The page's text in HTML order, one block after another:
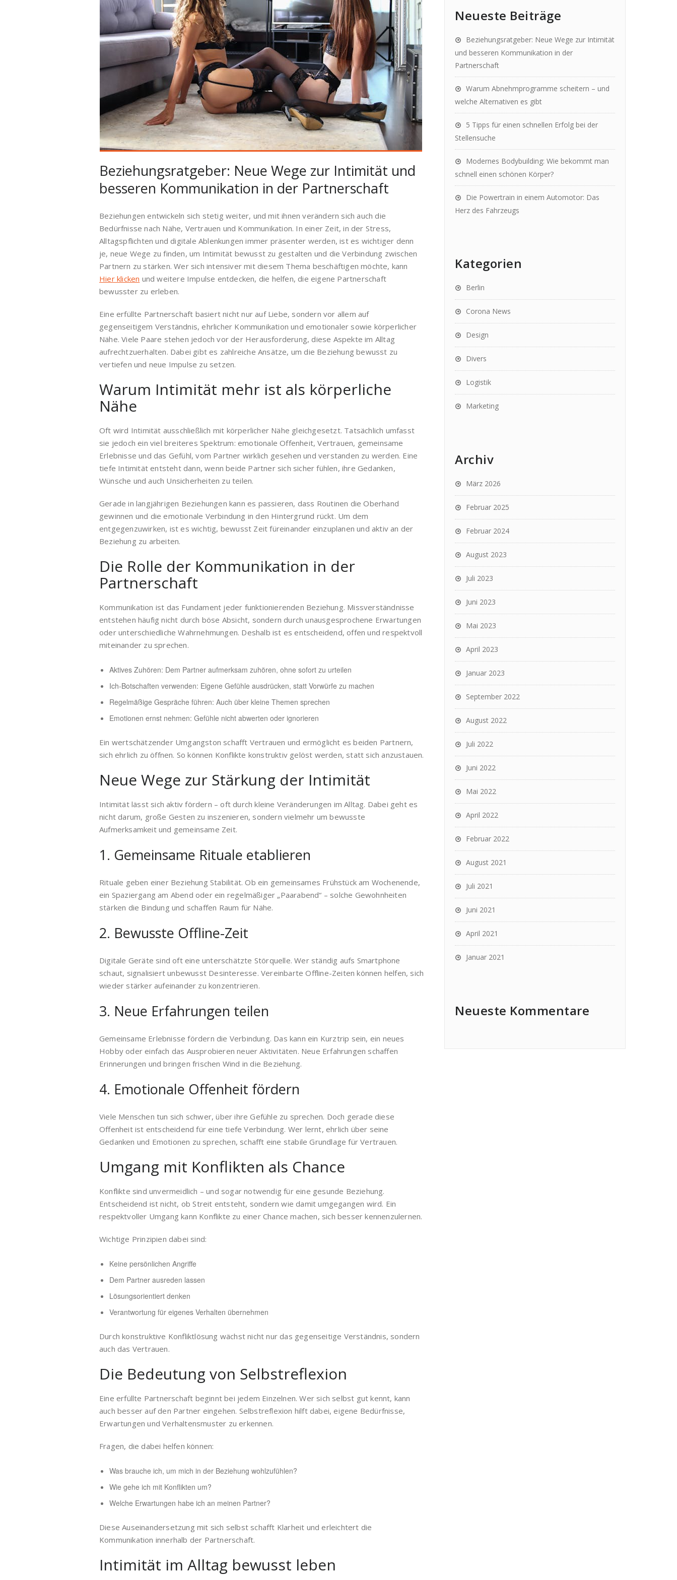
Beziehungsratgeber: Neue Wege zur Intimität und
besseren Kommunikation in der Partnerschaft
Beziehungen entwickeln sich stetig weiter, und mit ihnen verändern sich auch die
Bedürfnisse nach Nähe, Vertrauen und Kommunikation. In einer Zeit, in der Stress,
Alltagspflichten und digitale Ablenkungen immer präsenter werden, ist es wichtiger denn
je, neue Wege zu finden, um Intimität bewusst zu gestalten und die Verbindung zwischen
Partnern zu stärken. Wer sich intensiver mit diesem Thema beschäftigen möchte, kann
Hier klicken und weitere Impulse entdecken, die helfen, die eigene Partnerschaft
bewusster zu erleben.
Eine erfüllte Partnerschaft basiert nicht nur auf Liebe, sondern vor allem auf
gegenseitigem Verständnis, ehrlicher Kommunikation und emotionaler sowie körperlicher
Nähe. Viele Paare stehen jedoch vor der Herausforderung, diese Aspekte im Alltag
aufrechtzuerhalten. Dabei gibt es zahlreiche Ansätze, um die Beziehung bewusst zu
vertiefen und neue Impulse zu setzen.
Warum Intimität mehr ist als körperliche
Nähe
Oft wird Intimität ausschließlich mit körperlicher Nähe gleichgesetzt. Tatsächlich umfasst
sie jedoch ein viel breiteres Spektrum: emotionale Offenheit, Vertrauen, gemeinsame
Erlebnisse und das Gefühl, vom Partner wirklich gesehen und verstanden zu werden. Eine
tiefe Intimität entsteht dann, wenn beide Partner sich sicher fühlen, ihre Gedanken,
Wünsche und auch Unsicherheiten zu teilen.
Gerade in langjährigen Beziehungen kann es passieren, dass Routinen die Oberhand
gewinnen und die emotionale Verbindung in den Hintergrund rückt. Um dem
entgegenzuwirken, ist es wichtig, bewusst Zeit füreinander einzuplanen und aktiv an der
Beziehung zu arbeiten.
Die Rolle der Kommunikation in der
Partnerschaft
Kommunikation ist das Fundament jeder funktionierenden Beziehung. Missverständnisse
entstehen häufig nicht durch böse Absicht, sondern durch unausgesprochene Erwartungen
oder unterschiedliche Wahrnehmungen. Deshalb ist es entscheidend, offen und respektvoll
miteinander zu sprechen.
Aktives Zuhören: Dem Partner aufmerksam zuhören, ohne sofort zu urteilen
Ich-Botschaften verwenden: Eigene Gefühle ausdrücken, statt Vorwürfe zu machen
Regelmäßige Gespräche führen: Auch über kleine Themen sprechen
Emotionen ernst nehmen: Gefühle nicht abwerten oder ignorieren
Ein wertschätzender Umgangston schafft Vertrauen und ermöglicht es beiden Partnern,
sich ehrlich zu öffnen. So können Konflikte konstruktiv gelöst werden, statt sich anzustauen.
Neue Wege zur Stärkung der Intimität
Intimität lässt sich aktiv fördern – oft durch kleine Veränderungen im Alltag. Dabei geht es
nicht darum, große Gesten zu inszenieren, sondern vielmehr um bewusste
Aufmerksamkeit und gemeinsame Zeit.
1. Gemeinsame Rituale etablieren
Rituale geben einer Beziehung Stabilität. Ob ein gemeinsames Frühstück am Wochenende,
ein Spaziergang am Abend oder ein regelmäßiger „Paarabend“ – solche Gewohnheiten
stärken die Bindung und schaffen Raum für Nähe.
2. Bewusste Offline-Zeit
Digitale Geräte sind oft eine unterschätzte Störquelle. Wer ständig aufs Smartphone
schaut, signalisiert unbewusst Desinteresse. Vereinbarte Offline-Zeiten können helfen, sich
wieder stärker aufeinander zu konzentrieren.
3. Neue Erfahrungen teilen
Gemeinsame Erlebnisse fördern die Verbindung. Das kann ein Kurztrip sein, ein neues
Hobby oder einfach das Ausprobieren neuer Aktivitäten. Neue Erfahrungen schaffen
Erinnerungen und bringen frischen Wind in die Beziehung.
4. Emotionale Offenheit fördern
Viele Menschen tun sich schwer, über ihre Gefühle zu sprechen. Doch gerade diese
Offenheit ist entscheidend für eine tiefe Verbindung. Wer lernt, ehrlich über seine
Gedanken und Emotionen zu sprechen, schafft eine stabile Grundlage für Vertrauen.
Umgang mit Konflikten als Chance
Konflikte sind unvermeidlich – und sogar notwendig für eine gesunde Beziehung.
Entscheidend ist nicht, ob Streit entsteht, sondern wie damit umgegangen wird. Ein
respektvoller Umgang kann Konflikte zu einer Chance machen, sich besser kennenzulernen.
Wichtige Prinzipien dabei sind:
Keine persönlichen Angriffe
Dem Partner ausreden lassen
Lösungsorientiert denken
Verantwortung für eigenes Verhalten übernehmen
Durch konstruktive Konfliktlösung wächst nicht nur das gegenseitige Verständnis, sondern
auch das Vertrauen.
Die Bedeutung von Selbstreflexion
Eine erfüllte Partnerschaft beginnt bei jedem Einzelnen. Wer sich selbst gut kennt, kann
auch besser auf den Partner eingehen. Selbstreflexion hilft dabei, eigene Bedürfnisse,
Erwartungen und Verhaltensmuster zu erkennen.
Fragen, die dabei helfen können:
Was brauche ich, um mich in der Beziehung wohlzufühlen?
Wie gehe ich mit Konflikten um?
Welche Erwartungen habe ich an meinen Partner?
Diese Auseinandersetzung mit sich selbst schafft Klarheit und erleichtert die
Kommunikation innerhalb der Partnerschaft.
Intimität im Alltag bewusst leben
Neueste Beiträge
Beziehungsratgeber: Neue Wege zur Intimität
und besseren Kommunikation in der
Partnerschaft
Warum Abnehmprogramme scheitern – und
welche Alternativen es gibt
5 Tipps für einen schnellen Erfolg bei der
Stellensuche
Modernes Bodybuilding: Wie bekommt man
schnell einen schönen Körper?
Die Powertrain in einem Automotor: Das
Herz des Fahrzeugs
Kategorien
Berlin
Corona News
Design
Divers
Logistik
Marketing
Archiv
März 2026
Februar 2025
Februar 2024
August 2023
Juli 2023
Juni 2023
Mai 2023
April 2023
Januar 2023
September 2022
August 2022
Juli 2022
Juni 2022
Mai 2022
April 2022
Februar 2022
August 2021
Juli 2021
Juni 2021
April 2021
Januar 2021
Neueste Kommentare